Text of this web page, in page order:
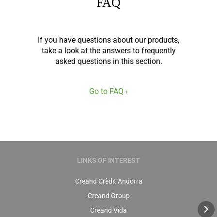
If you have questions about our products,
take a look at the answers to frequently
asked questions in this section.
Go to FAQ ›
LINKS OF INTEREST
Creand Crèdit Andorra
Creand Group
Creand Vida